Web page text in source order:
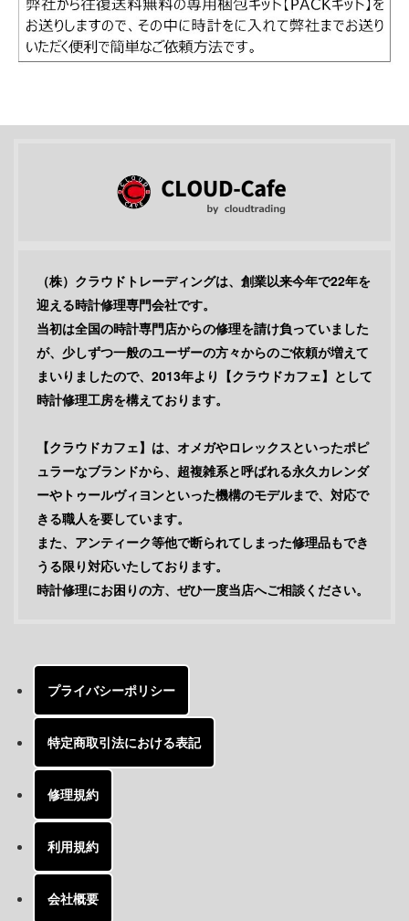
（株）クラウドトレーディングは、創業以来今年で22年を
迎える時計修理専門会社です。
当初は全国の時計専門店からの修理を請け負っていました
が、少しずつ一般のユーザーの方々からのご依頼が増えて
まいりましたので、2013年より【クラウドカフェ】として
時計修理工房を構えております。
【クラウドカフェ】は、オメガやロレックスといったポピ
ュラーなブランドから、超複雑系と呼ばれる永久カレンダ
ーやトゥールヴィヨンといった機構のモデルまで、対応で
きる職人を要しています。
また、アンティーク等他で断られてしまった修理品もでき
うる限り対応いたしております。
時計修理にお困りの方、ぜひ一度当店へご相談ください。
プライバシーポリシー
特定商取引法における表記
修理規約
利用規約
会社概要